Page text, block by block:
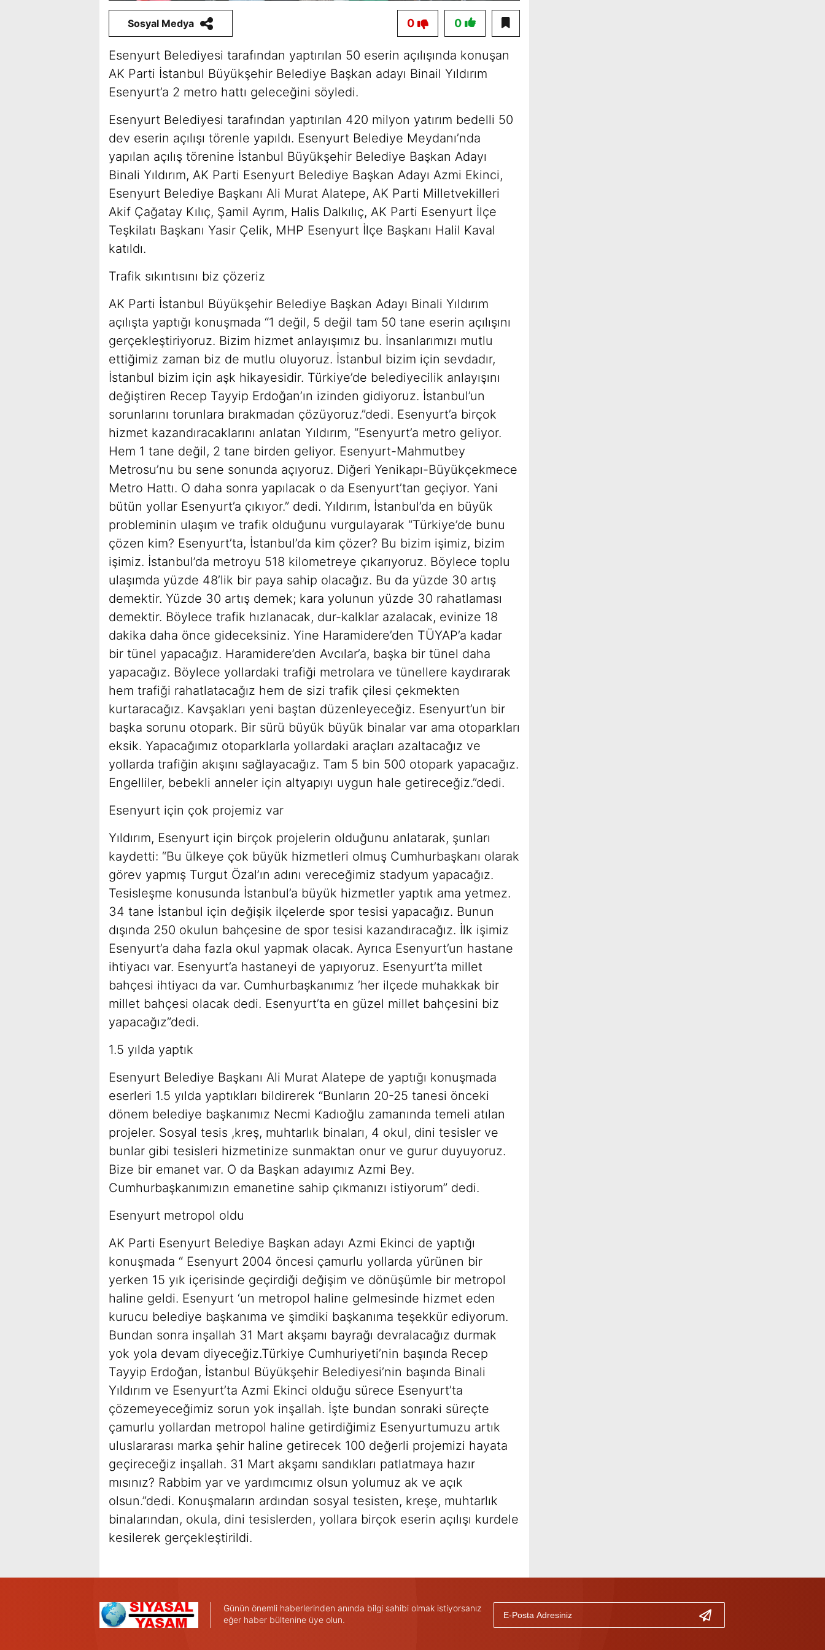
Sosyal Medya 0
0
Esenyurt Belediyesi tarafından yaptırılan 50 eserin açılışında konuşan
AK Parti İstanbul Büyükşehir Belediye Başkan adayı Binail Yıldırım
Esenyurt’a 2 metro hattı geleceğini söyledi.
Esenyurt Belediyesi tarafından yaptırılan 420 milyon yatırım bedelli 50
dev eserin açılışı törenle yapıldı. Esenyurt Belediye Meydanı’nda
yapılan açılış törenine İstanbul Büyükşehir Belediye Başkan Adayı
Binali Yıldırım, AK Parti Esenyurt Belediye Başkan Adayı Azmi Ekinci,
Esenyurt Belediye Başkanı Ali Murat Alatepe, AK Parti Milletvekilleri
Akif Çağatay Kılıç, Şamil Ayrım, Halis Dalkılıç, AK Parti Esenyurt İlçe
Teşkilatı Başkanı Yasir Çelik, MHP Esenyurt İlçe Başkanı Halil Kaval
katıldı.
Trafik sıkıntısını biz çözeriz
AK Parti İstanbul Büyükşehir Belediye Başkan Adayı Binali Yıldırım
açılışta yaptığı konuşmada “1 değil, 5 değil tam 50 tane eserin açılışını
gerçekleştiriyoruz. Bizim hizmet anlayışımız bu. İnsanlarımızı mutlu
ettiğimiz zaman biz de mutlu oluyoruz. İstanbul bizim için sevdadır,
İstanbul bizim için aşk hikayesidir. Türkiye’de belediyecilik anlayışını
değiştiren Recep Tayyip Erdoğan’ın izinden gidiyoruz. İstanbul’un
sorunlarını torunlara bırakmadan çözüyoruz.”dedi. Esenyurt’a birçok
hizmet kazandıracaklarını anlatan Yıldırım, “Esenyurt’a metro geliyor.
Hem 1 tane değil, 2 tane birden geliyor. Esenyurt-Mahmutbey
Metrosu’nu bu sene sonunda açıyoruz. Diğeri Yenikapı-Büyükçekmece
Metro Hattı. O daha sonra yapılacak o da Esenyurt’tan geçiyor. Yani
bütün yollar Esenyurt’a çıkıyor.” dedi. Yıldırım, İstanbul’da en büyük
probleminin ulaşım ve trafik olduğunu vurgulayarak “Türkiye’de bunu
çözen kim? Esenyurt’ta, İstanbul’da kim çözer? Bu bizim işimiz, bizim
işimiz. İstanbul’da metroyu 518 kilometreye çıkarıyoruz. Böylece toplu
ulaşımda yüzde 48’lik bir paya sahip olacağız. Bu da yüzde 30 artış
demektir. Yüzde 30 artış demek; kara yolunun yüzde 30 rahatlaması
demektir. Böylece trafik hızlanacak, dur-kalklar azalacak, evinize 18
dakika daha önce gideceksiniz. Yine Haramidere’den TÜYAP’a kadar
bir tünel yapacağız. Haramidere’den Avcılar’a, başka bir tünel daha
yapacağız. Böylece yollardaki trafiği metrolara ve tünellere kaydırarak
hem trafiği rahatlatacağız hem de sizi trafik çilesi çekmekten
kurtaracağız. Kavşakları yeni baştan düzenleyeceğiz. Esenyurt’un bir
başka sorunu otopark. Bir sürü büyük büyük binalar var ama otoparkları
eksik. Yapacağımız otoparklarla yollardaki araçları azaltacağız ve
yollarda trafiğin akışını sağlayacağız. Tam 5 bin 500 otopark yapacağız.
Engelliler, bebekli anneler için altyapıyı uygun hale getireceğiz.”dedi.
Esenyurt için çok projemiz var
Yıldırım, Esenyurt için birçok projelerin olduğunu anlatarak, şunları
kaydetti: “Bu ülkeye çok büyük hizmetleri olmuş Cumhurbaşkanı olarak
görev yapmış Turgut Özal’ın adını vereceğimiz stadyum yapacağız.
Tesisleşme konusunda İstanbul’a büyük hizmetler yaptık ama yetmez.
34 tane İstanbul için değişik ilçelerde spor tesisi yapacağız. Bunun
dışında 250 okulun bahçesine de spor tesisi kazandıracağız. İlk işimiz
Esenyurt’a daha fazla okul yapmak olacak. Ayrıca Esenyurt’un hastane
ihtiyacı var. Esenyurt’a hastaneyi de yapıyoruz. Esenyurt’ta millet
bahçesi ihtiyacı da var. Cumhurbaşkanımız ’her ilçede muhakkak bir
millet bahçesi olacak dedi. Esenyurt’ta en güzel millet bahçesini biz
yapacağız”dedi.
1.5 yılda yaptık
Esenyurt Belediye Başkanı Ali Murat Alatepe de yaptığı konuşmada
eserleri 1.5 yılda yaptıkları bildirerek “Bunların 20-25 tanesi önceki
dönem belediye başkanımız Necmi Kadıoğlu zamanında temeli atılan
projeler. Sosyal tesis ,kreş, muhtarlık binaları, 4 okul, dini tesisler ve
bunlar gibi tesisleri hizmetinize sunmaktan onur ve gurur duyuyoruz.
Bize bir emanet var. O da Başkan adayımız Azmi Bey.
Cumhurbaşkanımızın emanetine sahip çıkmanızı istiyorum” dedi.
Esenyurt metropol oldu
AK Parti Esenyurt Belediye Başkan adayı Azmi Ekinci de yaptığı
konuşmada “ Esenyurt 2004 öncesi çamurlu yollarda yürünen bir
yerken 15 yık içerisinde geçirdiği değişim ve dönüşümle bir metropol
haline geldi. Esenyurt ‘un metropol haline gelmesinde hizmet eden
kurucu belediye başkanıma ve şimdiki başkanıma teşekkür ediyorum.
Bundan sonra inşallah 31 Mart akşamı bayrağı devralacağız durmak
yok yola devam diyeceğiz.Türkiye Cumhuriyeti’nin başında Recep
Tayyip Erdoğan, İstanbul Büyükşehir Belediyesi’nin başında Binali
Yıldırım ve Esenyurt’ta Azmi Ekinci olduğu sürece Esenyurt’ta
çözemeyeceğimiz sorun yok inşallah. İşte bundan sonraki süreçte
çamurlu yollardan metropol haline getirdiğimiz Esenyurtumuzu artık
uluslararası marka şehir haline getirecek 100 değerli projemizi hayata
geçireceğiz inşallah. 31 Mart akşamı sandıkları patlatmaya hazır
mısınız? Rabbim yar ve yardımcımız olsun yolumuz ak ve açık
olsun.”dedi. Konuşmaların ardından sosyal tesisten, kreşe, muhtarlık
binalarından, okula, dini tesislerden, yollara birçok eserin açılışı kurdele
kesilerek gerçekleştirildi.
Günün önemli haberlerinden anında bilgi sahibi olmak istiyorsanız
eğer haber bültenine üye olun.